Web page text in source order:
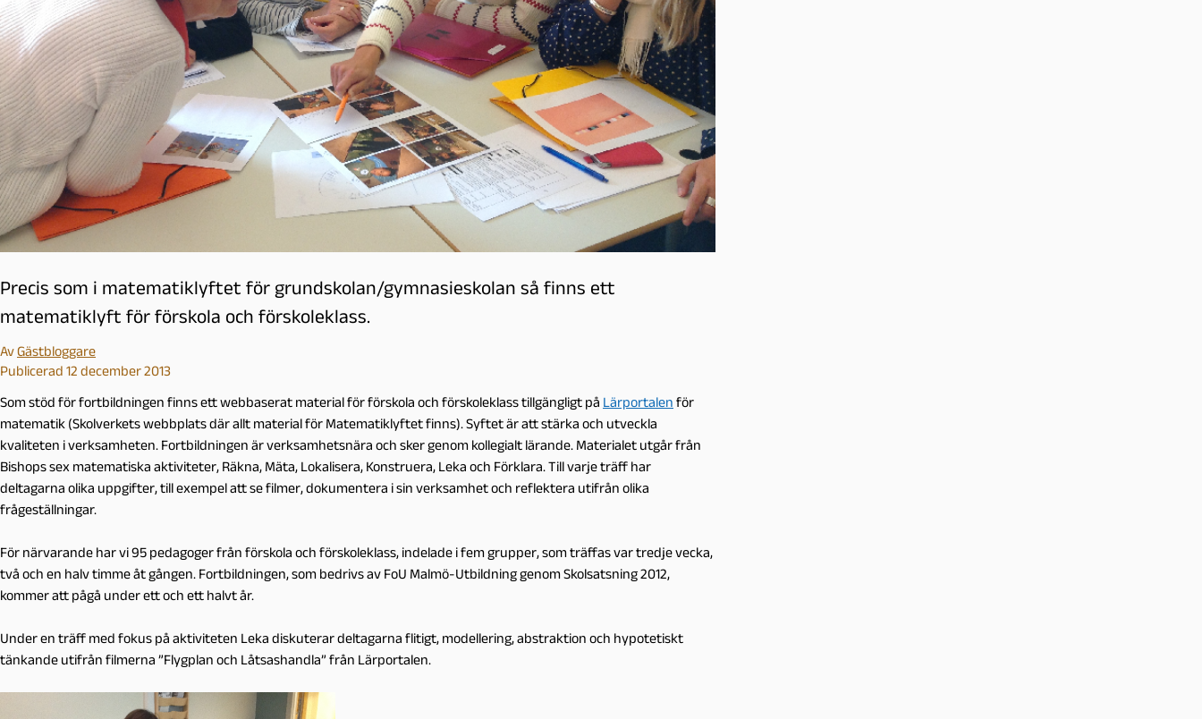
m
ö
Precis som i matematiklyftet för grundskolan/gymnasieskolan så finns ett
matematiklyft för förskola och förskoleklass.
AvGästbloggare
Publicerad 12 december 2013
Som stöd för fortbildningen finns ett webbaserat material för förskola och förskoleklass tillgängligt på Lärportalen för
matematik (Skolverkets webbplats där allt material för Matematiklyftet finns). Syftet är att stärka och utveckla
kvaliteten i verksamheten. Fortbildningen är verksamhetsnära och sker genom kollegialt lärande. Materialet utgår från
Bishops sex matematiska aktiviteter, Räkna, Mäta, Lokalisera, Konstruera, Leka och Förklara. Till varje träff har
deltagarna olika uppgifter, till exempel att se filmer, dokumentera i sin verksamhet och reflektera utifrån olika
frågeställningar.
För närvarande har vi 95 pedagoger från förskola och förskoleklass, indelade i fem grupper, som träffas var tredje vecka,
två och en halv timme åt gången. Fortbildningen, som bedrivs av FoU Malmö-Utbildning genom Skolsatsning 2012,
kommer att pågå under ett och ett halvt år.
Under en träff med fokus på aktiviteten Leka diskuterar deltagarna flitigt, modellering, abstraktion och hypotetiskt
tänkande utifrån filmerna ”Flygplan och Låtsashandla” från Lärportalen.